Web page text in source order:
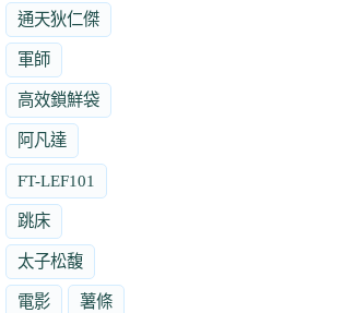
通天狄仁傑
軍師
高效鎖鮮袋
阿凡達
FT-LEF101
跳床
太子松馥
電影 薯條